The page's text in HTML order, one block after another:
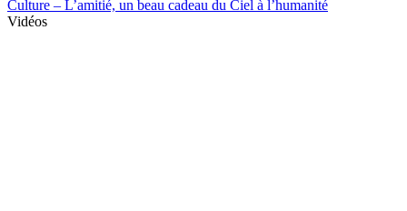
Culture – L’amitié, un beau cadeau du Ciel à l’humanité
Vidéos